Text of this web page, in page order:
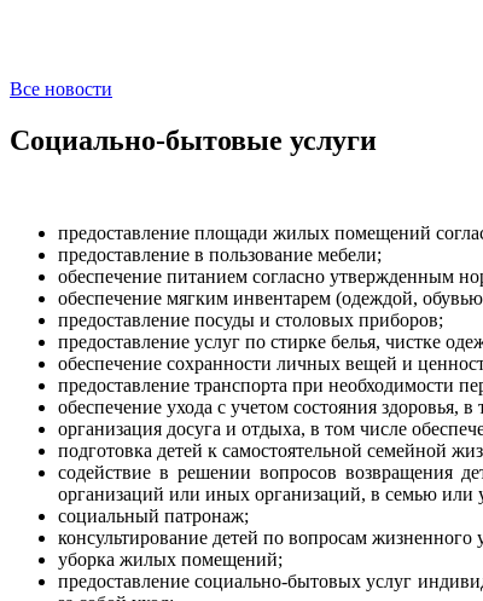
Все новости
Социально-бытовые услуги
предоставление площади жилых помещений
предоставление в пользование мебели;
обеспечение питанием согласно утвержденным
обеспечение мягким инвентарем (одеждой,
предоставление посуды и столовых приборов;
предоставление услуг по стирке белья, чистке
обеспечение сохранности личных вещей и
предоставление транспорта при необходимости
обеспечение ухода с учетом состояния здоровья,
организация досуга и отдыха, в том числе
подготовка детей к самостоятельной семейной
содействие в решении вопросов возвращения
организаций или иных организаций, в семью или
социальный патронаж;
консультирование детей по вопросам жизненного
уборка жилых помещений;
предоставление социально-бытовых услуг